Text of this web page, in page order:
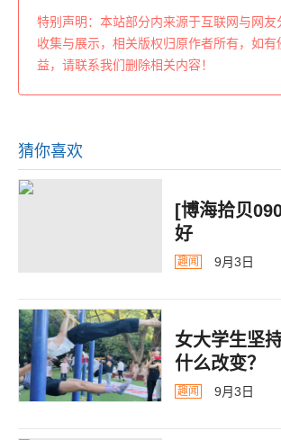
特别声明：本站部分内来源于互联网与网友
收集与展示，相关版权归原作者所有，如有
益，请联系我们删除相关内容！
猜你喜欢
[博海拾贝
好
趣闻 9月3日
女大学生坚
什么改变？
趣闻 9月3日